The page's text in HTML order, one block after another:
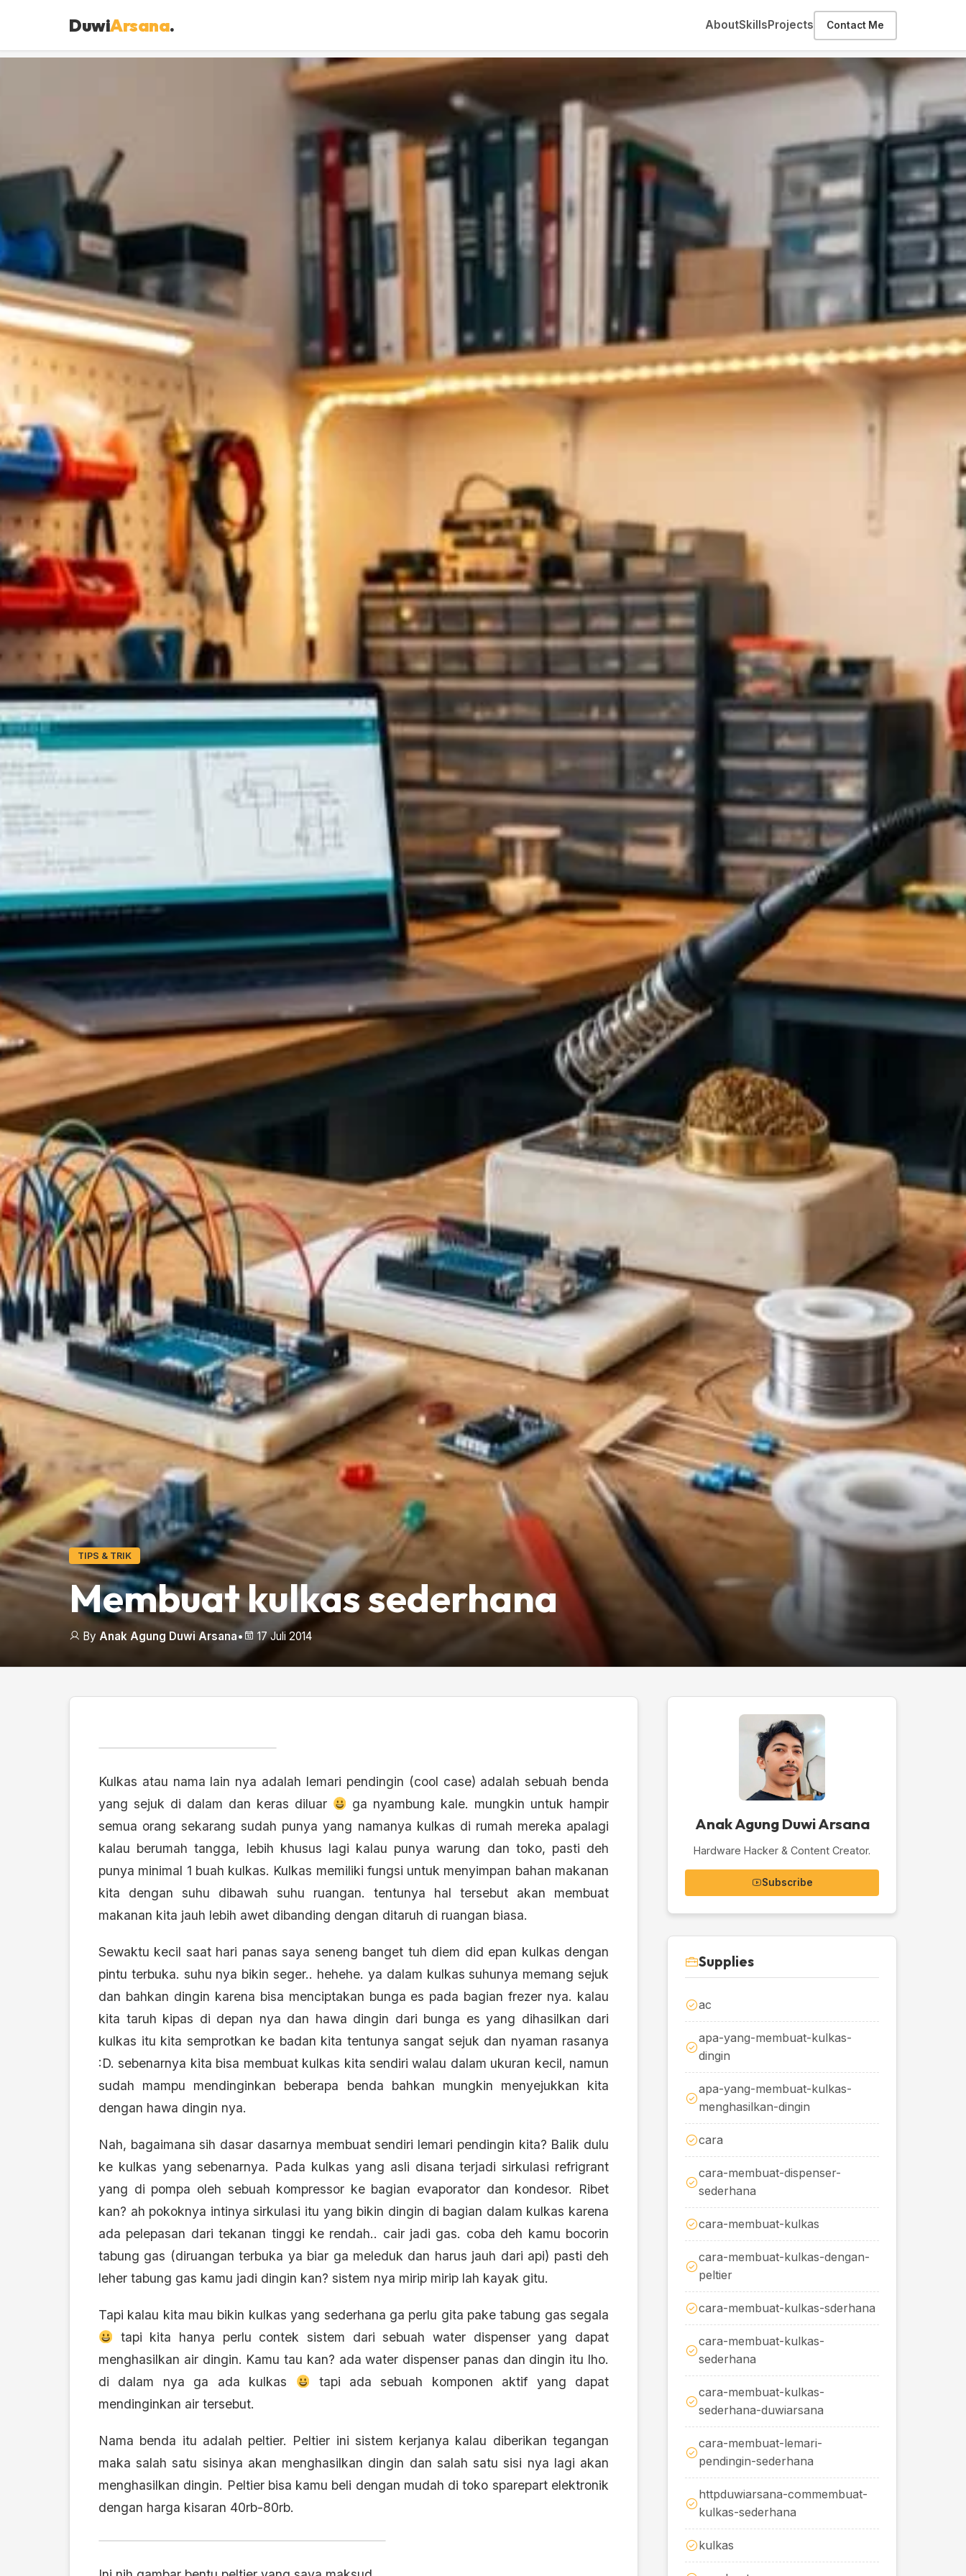
DuwiArsana. AboutSkillsProjects Contact Me
TIPS & TRIK
Membuat kulkas sederhana
By Anak Agung Duwi Arsana• 17 Juli 2014
Kulkas atau nama lain nya adalah lemari pendingin (cool case) adalah sebuah benda
yang sejuk di dalam dan keras diluar
ga nyambung kale. mungkin untuk hampir
semua orang sekarang sudah punya yang namanya kulkas di rumah mereka apalagi
kalau berumah tangga, lebih khusus lagi kalau punya warung dan toko, pasti deh
punya minimal 1 buah kulkas. Kulkas memiliki fungsi untuk menyimpan bahan makanan
kita dengan suhu dibawah suhu ruangan. tentunya hal tersebut akan membuat
makanan kita jauh lebih awet dibanding dengan ditaruh di ruangan biasa.
Sewaktu kecil saat hari panas saya seneng banget tuh diem did epan kulkas dengan
pintu terbuka. suhu nya bikin seger.. hehehe. ya dalam kulkas suhunya memang sejuk
dan bahkan dingin karena bisa menciptakan bunga es pada bagian frezer nya. kalau
kita taruh kipas di depan nya dan hawa dingin dari bunga es yang dihasilkan dari
kulkas itu kita semprotkan ke badan kita tentunya sangat sejuk dan nyaman rasanya
:D. sebenarnya kita bisa membuat kulkas kita sendiri walau dalam ukuran kecil, namun
sudah mampu mendinginkan beberapa benda bahkan mungkin menyejukkan kita
dengan hawa dingin nya.
Nah, bagaimana sih dasar dasarnya membuat sendiri lemari pendingin kita? Balik dulu
ke kulkas yang sebenarnya. Pada kulkas yang asli disana terjadi sirkulasi refrigrant
yang di pompa oleh sebuah kompressor ke bagian evaporator dan kondesor. Ribet
kan? ah pokoknya intinya sirkulasi itu yang bikin dingin di bagian dalam kulkas karena
ada pelepasan dari tekanan tinggi ke rendah.. cair jadi gas. coba deh kamu bocorin
tabung gas (diruangan terbuka ya biar ga meleduk dan harus jauh dari api) pasti deh
leher tabung gas kamu jadi dingin kan? sistem nya mirip mirip lah kayak gitu.
Tapi kalau kita mau bikin kulkas yang sederhana ga perlu gita pake tabung gas segala
tapi kita hanya perlu contek sistem dari sebuah water dispenser yang dapat
menghasilkan air dingin. Kamu tau kan? ada water dispenser panas dan dingin itu lho.
di dalam nya ga ada kulkas
tapi ada sebuah komponen aktif yang dapat
mendinginkan air tersebut.
Nama benda itu adalah peltier. Peltier ini sistem kerjanya kalau diberikan tegangan
maka salah satu sisinya akan menghasilkan dingin dan salah satu sisi nya lagi akan
menghasilkan dingin. Peltier bisa kamu beli dengan mudah di toko sparepart elektronik
dengan harga kisaran 40rb-80rb.
Anak Agung Duwi Arsana
Hardware Hacker & Content Creator.
Subscribe
Supplies
ac
apa-yang-membuat-kulkas-
dingin
apa-yang-membuat-kulkas-
menghasilkan-dingin
cara
cara-membuat-dispenser-
sederhana
cara-membuat-kulkas
cara-membuat-kulkas-dengan-
peltier
cara-membuat-kulkas-sderhana
cara-membuat-kulkas-
sederhana
cara-membuat-kulkas-
sederhana-duwiarsana
cara-membuat-lemari-
pendingin-sederhana
httpduwiarsana-commembuat-
kulkas-sederhana
kulkas